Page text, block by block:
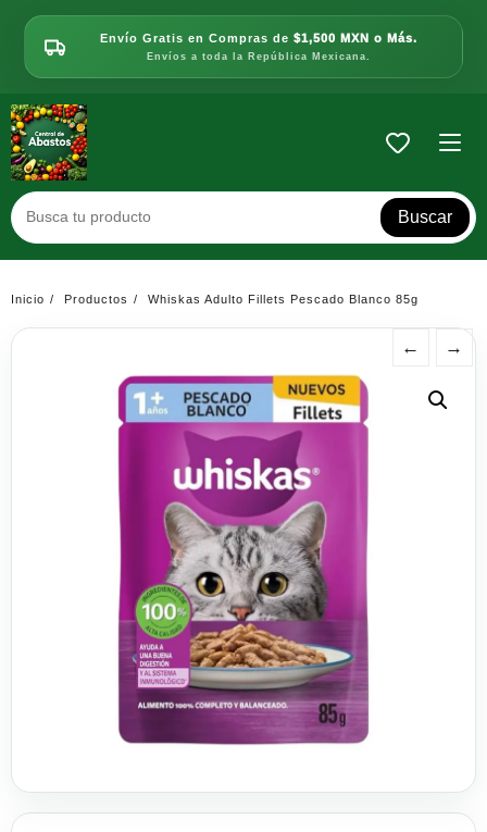
contenido
Envío Gratis en Compras de $1,500 MXN o Más.
Envíos a toda la República Mexicana.
Buscar
Inicio Productos Whiskas Adulto Fillets Pescado Blanco 85g
← →